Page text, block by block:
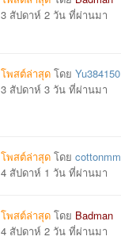
3 สัปดาห์ 2 วัน ที่ผ่านมา
โพสต์ล่าสุด โดยYu384150
3 สัปดาห์ 3 วัน ที่ผ่านมา
โพสต์ล่าสุด โดยcottonmm
4 สัปดาห์ 1 วัน ที่ผ่านมา
โพสต์ล่าสุด โดย Badman
4 สัปดาห์ 2 วัน ที่ผ่านมา